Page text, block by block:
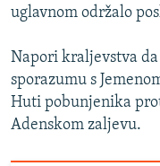
uglavnom održalo
Napori kraljevstva
sporazumu s
Huti pobunjenika
Adenskom zaljevu.